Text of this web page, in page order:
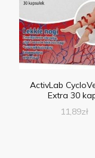
ActivLab
Extra 30
11,89zł